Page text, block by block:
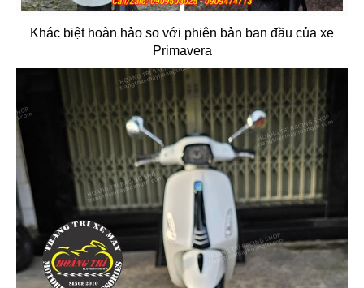
Khác biệt hoàn hảo so với phiên bản ban đầu của xe
Primavera